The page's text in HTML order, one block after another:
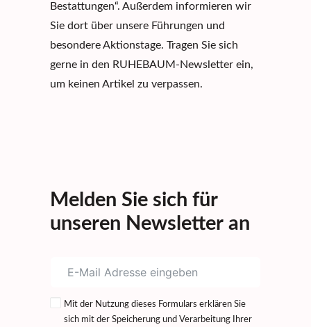
Bestattungen“. Außerdem informieren wir
Sie dort über unsere Führungen und
besondere Aktionstage. Tragen Sie sich
gerne in den RUHEBAUM-Newsletter ein,
um keinen Artikel zu verpassen.
Melden Sie sich für
unseren Newsletter an
Mit der Nutzung dieses Formulars erklären Sie
sich mit der Speicherung und Verarbeitung Ihrer